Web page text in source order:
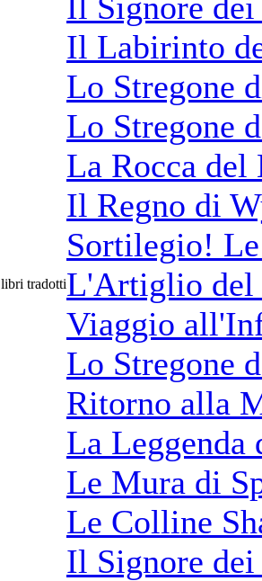
libri tradotti
Il Labirinto
Lo Stregone
Lo Stregone
La Rocca del
Il Regno di
Sortilegio!
L'Artiglio del
Viaggio
Lo Stregone
Ritorno alla
La Leggenda
Le Mura di
Le Colline
Il Signore